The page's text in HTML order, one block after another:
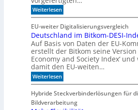
n
e
n
f
f
i
m
A
k
u
s
t
i
k
p
a
n
e
e
Weiterlesen:
H
e
u
t
e
s
c
h
o
n
a
m
o
EU-weiter Digitalisierungsvergleich
Deutschland im Bitkom-DESI-
Auf Basis von Daten der EU-
erstellt der Bitkom seine Version
Economy and Society Index‘
damit den EU-weiten…
Weiterlesen:
D
u
t
Hybride Steckverbinderlösungen für
Bildverarbeitung